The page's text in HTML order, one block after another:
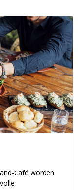
Café worden